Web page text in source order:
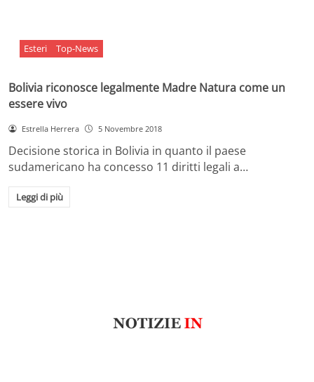
Esteri Top-News
Bolivia riconosce legalmente Madre Natura come un
essere vivo
Estrella Herrera 5 Novembre 2018
Decisione storica in Bolivia in quanto il paese
sudamericano ha concesso 11 diritti legali a…
Leggi di più